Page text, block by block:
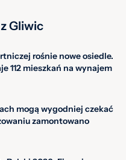
Gliwic
rośnie nowe osiedle.
112 mieszkań na wynajem
mogą wygodniej czekać
zamontowano